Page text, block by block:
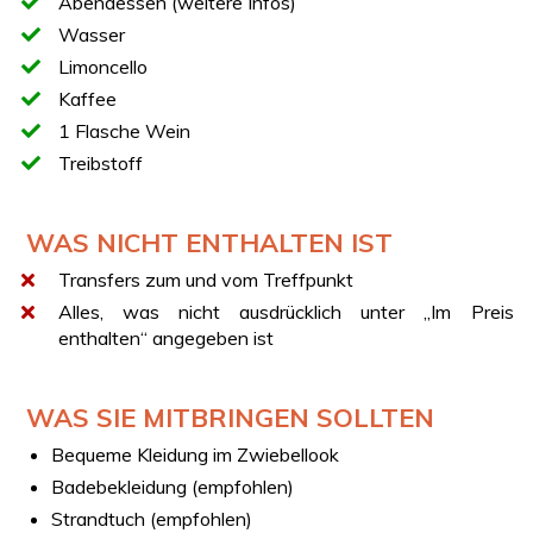
DEIN BOOT
Azimut 43 Vintage
Länge: 14,3 m
Breite: 4,6 m
2 Badezimmer
Getränke, begleitet von drei köstlichen Fingerfoods. Zu
den alkoholischen Getränken gehört ein Schaumwein
aus Pecorino oder Falanghina Brut.
ABENDESSEN
Thunfisch- und Fisch-Tatar mit Büffel-Burrata und
Avocado,Linguine oder Risotto mit
Venusmuscheln, Zucchini und Kirschtomaten
Wasser
Limoncello
Kaffee
1 Flasche Wein
Treibstoff
WAS NICHT ENTHALTEN IST
Transfers zum und vom Treffpunkt
Alles, was nicht ausdrücklich unter „Im Preis
enthalten“ angegeben ist
WAS SIE MITBRINGEN SOLLTEN
Bequeme Kleidung im Zwiebellook
Badebekleidung (empfohlen)
Strandtuch (empfohlen)